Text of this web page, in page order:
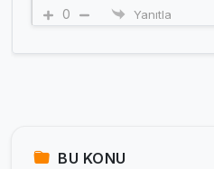
0 Yanıtla
BU KONU